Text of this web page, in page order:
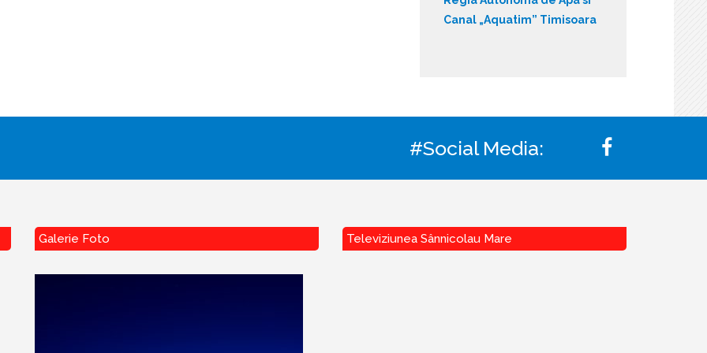
Canal „Aquatim” Timisoara
#Social Media:
Galerie Foto Televiziunea Sânnicolau Mare